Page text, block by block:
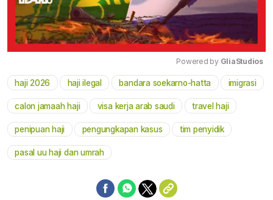
Mute
Powered by GliaStudios
haji 2026 haji ilegal bandara soekarno-hatta imigrasi
calon jamaah haji visa kerja arab saudi travel haji
penipuan haji pengungkapan kasus tim penyidik
pasal uu haji dan umrah